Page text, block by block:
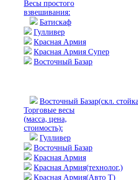
Весы простого
взвешивания:
Батискаф
Гулливер
Красная Армия
Красная Армия Супер
Восточный Базар
Восточный Базар(скл.
Торговые весы
(масса, цена,
стоимость):
Гулливер
Восточный Базар
Красная Армия
Красная Армия(технолог.)
Красная Армия(Авто Т)